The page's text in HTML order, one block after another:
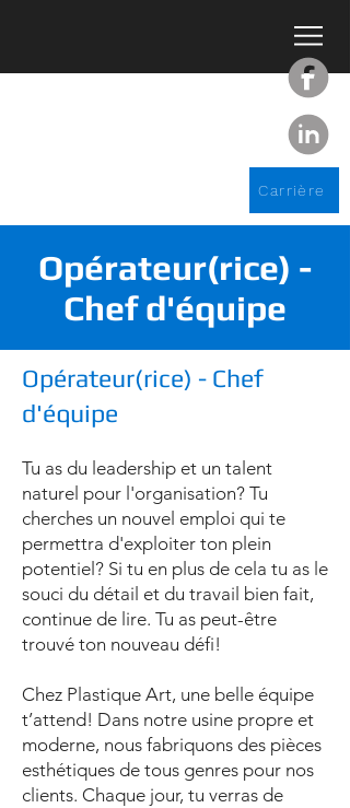
Carrière
Opérateur(rice) -
Chef d'équipe
Opérateur(rice) - Chef
d'équipe
Tu as du leadership et un talent
naturel pour l'organisation? Tu
cherches un nouvel emploi qui te
permettra d'exploiter ton plein
potentiel? Si tu en plus de cela tu as le
souci du détail et du travail bien fait,
continue de lire. Tu as peut-être
trouvé ton nouveau défi!
Chez Plastique Art, une belle équipe
t’attend! Dans notre usine propre et
moderne, nous fabriquons des pièces
esthétiques de tous genres pour nos
clients. Chaque jour, tu verras de